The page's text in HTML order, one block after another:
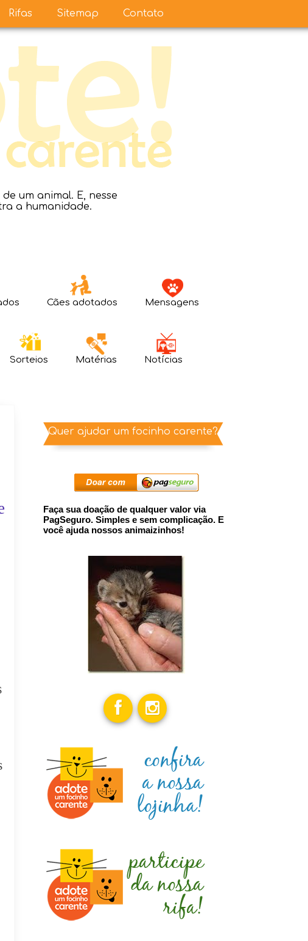
um animal. E, nesse
a humanidade.
Cães adotados Mensagens
Sorteios Matérias Notícias
Rifas Sitemap Contato
Quer ajudar um focinho carente?
Faça sua doação de qualquer valor via
PagSeguro. Simples e sem complicação. E
você ajuda nossos animaizinhos!